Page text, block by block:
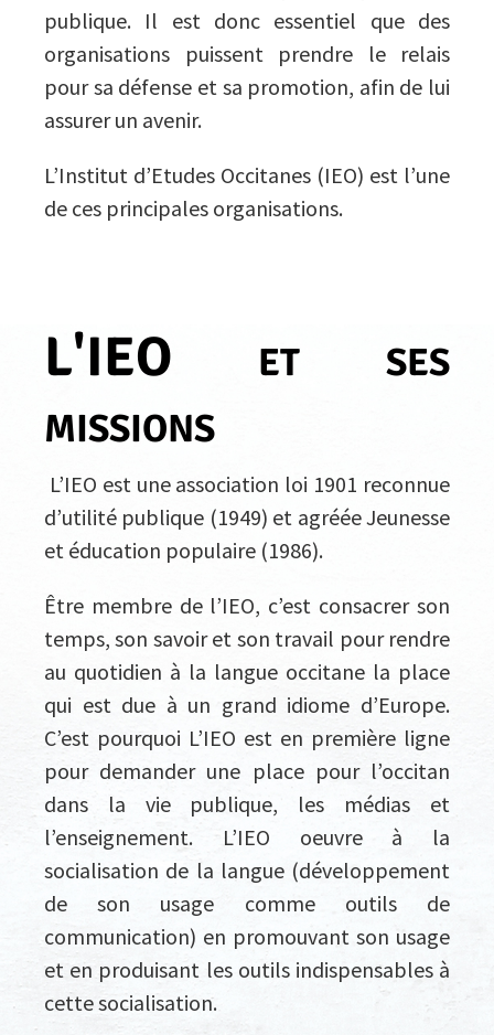
publique. Il est donc essentiel que des
organisations puissent prendre le relais
pour sa défense et sa promotion, afin de lui
assurer un avenir.
L’Institut d’Etudes Occitanes (IEO) est l’une
de ces principales organisations.
L'IEO et ses
missions
L’IEO est une association loi 1901 reconnue
d’utilité publique (1949) et agréée Jeunesse
et éducation populaire (1986).
Être membre de l’IEO, c’est consacrer son
temps, son savoir et son travail pour rendre
au quotidien à la langue occitane la place
qui est due à un grand idiome d’Europe.
C’est pourquoi L’IEO est en première ligne
pour demander une place pour l’occitan
dans la vie publique, les médias et
l’enseignement. L’IEO oeuvre à la
socialisation de la langue (développement
de son usage comme outils de
communication) en promouvant son usage
et en produisant les outils indispensables à
cette socialisation.